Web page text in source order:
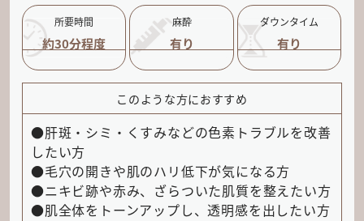
所要時間
約30分程度
麻酔
有り
ダウンタイム
有り
このような方におすすめ
●肝斑・シミ・くすみなどの色素トラブルを改善
したい方
●毛穴の開きや肌のハリ低下が気になる方
●ニキビ跡や赤み、ざらついた肌質を整えたい方
●肌全体をトーンアップし、透明感を出したい方